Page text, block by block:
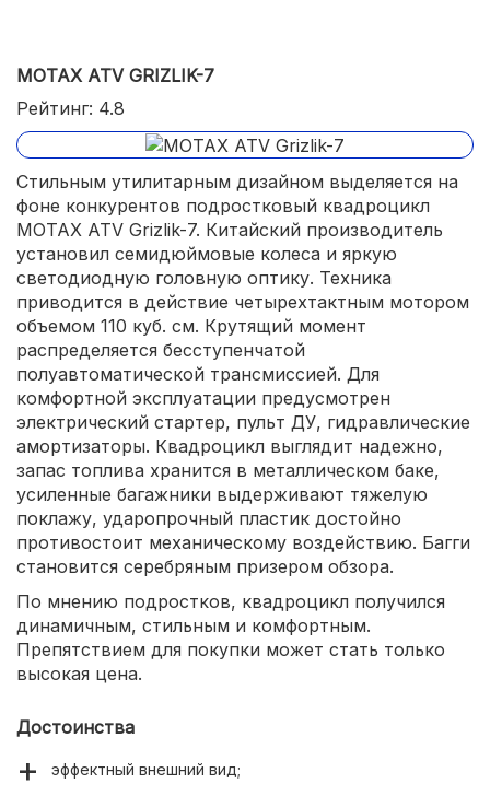
MOTAX ATV GRIZLIK-7
Рейтинг: 4.8
Стильным утилитарным дизайном выделяется на
фоне конкурентов подростковый квадроцикл
MOTAX ATV Grizlik-7. Китайский производитель
установил семидюймовые колеса и яркую
светодиодную головную оптику. Техника
приводится в действие четырехтактным мотором
объемом 110 куб. см. Крутящий момент
распределяется бесступенчатой
полуавтоматической трансмиссией. Для
комфортной эксплуатации предусмотрен
электрический стартер, пульт ДУ, гидравлические
амортизаторы. Квадроцикл выглядит надежно,
запас топлива хранится в металлическом баке,
усиленные багажники выдерживают тяжелую
поклажу, ударопрочный пластик достойно
противостоит механическому воздействию. Багги
становится серебряным призером обзора.
По мнению подростков, квадроцикл получился
динамичным, стильным и комфортным.
Препятствием для покупки может стать только
высокая цена.
Достоинства
эффектный внешний вид;